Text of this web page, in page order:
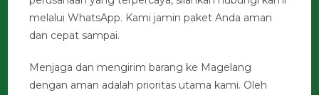
melalui WhatsApp. Kami jamin paket Anda aman
dan cepat sampai.
Menjaga dan mengirim barang ke Magelang
dengan aman adalah prioritas utama kami. Oleh